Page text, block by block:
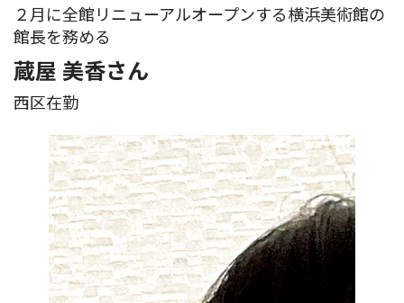
２月に全館リニューアルオープンする横浜美術館の
館長を務める
蔵屋 美香さん
西区在勤